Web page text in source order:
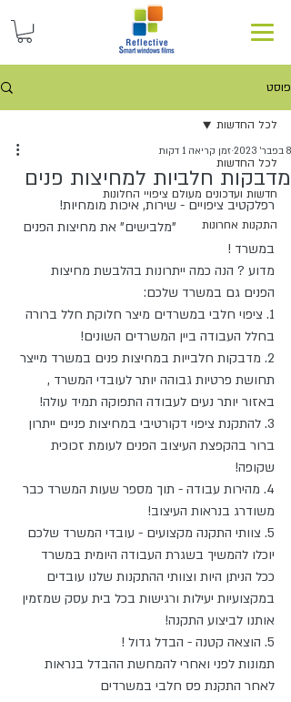
פוסט
לכל החדשות
חדשות ועדכונים מעולם ציפויי החלונות
התקנות אחרונות
לכל החדשות
מדבקות חלביות למחיצות פנים
8 בפבר׳ 2023 זמן קריאה 1 דקות
רפלקטיב ציפויים - שירות, איכות מומחיות!
                           "מלבישים" את מחיצות הפנים
במשרד !
מדוע ? הנה כמה ייתרונות בהלבשת מחיצות
הפנים גם במשרד שלכם:
1. ציפוי חלבי במשרדים מיצר חלוקת חלל ברורה
בחלל העבודה ביין המשרדים השונים!
2. מדבקות חלבייות במחיצות פנים במשרד מייצר
תחושת פרטיות גבוהה יותר לעובדי המשרד ,
באזור יותר נעים לעבודה התפוקה תמיד עולה!
3. להתקנת ציפוי דקורטיבי במחיצות פניים ייתרון
ברור בהקפצת העיצוב הפנים לעומת זכוכית
שקופה!
4. מהירות עבודה - תוך מספר שעות המשרד כבר
משודרג בנראות העיצוב!
5. צוותי התקנה מקצועים - עובדי המשרד שלכם
יוכלו להמשיך בשגרת העבודה היומית במשרד
ככל הניתן היות וצוותי ההתקנות שלנו עובדים
במקצועיות יעילות ורגישות בכל בית עסק שמזמין
אותנו לביצוע התקנה!
5. הוצאה קטנה - הבדל גדול !
תמונות לפני ואחרי להמחשת ההבדל בנראות
לאחר התקנת פס חלבי במשרדים